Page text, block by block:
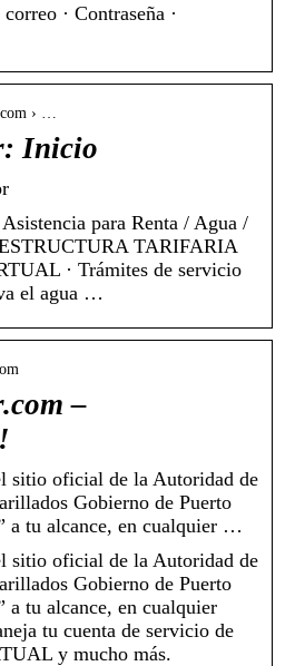
· Contraseña ·
› …
Inicio
para Renta / Agua /
TARIFARIA
· Trámites de servicio
el agua …
–
sitio oficial de la Autoridad de
Gobierno de Puerto
a tu alcance, en cualquier …
sitio oficial de la Autoridad de
Gobierno de Puerto
a tu alcance, en cualquier
tu cuenta de servicio de
y mucho más.